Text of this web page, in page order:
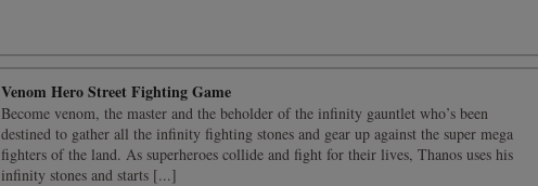
Venom Hero Street Fighting Game
Become venom, the master and the beholder of the infinity gauntlet who’s been
destined to gather all the infinity fighting stones and gear up against the super mega
fighters of the land. As superheroes collide and fight for their lives, Thanos uses his
infinity stones and starts [...]